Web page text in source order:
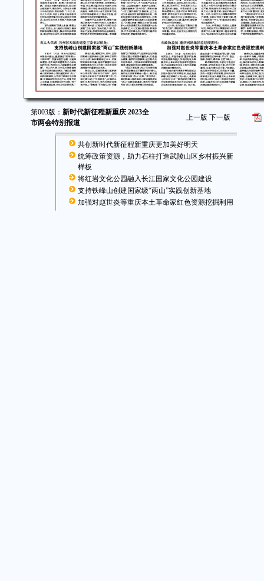
第003版： 新时代新征程新重庆 2023全
市两会特别报道
上一版 下一版
共创新时代新征程新重庆更加美好明天
统筹政策资源，助力石柱打造武陵山区乡村振兴新
样板
将红岩文化公园融入长江国家文化公园建设
支持铁峰山创建国家级“两山”实践创新基地
加强对赵世炎等重庆本土革命家红色资源挖掘利用